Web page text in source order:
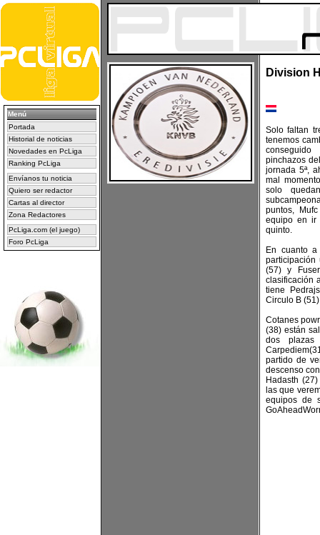
Menú
Portada
Historial de noticias
Novedades en PcLiga
Ranking PcLiga
Envíanos tu noticia
Quiero ser redactor
Cartas al director
Zona Redactores
PcLiga.com (el juego)
Foro PcLiga
Division
Solo faltan
tenemos
pinchazos
jornada 5ª,
mal
solo
puntos,
equipo en ir
quinto.
En cuanto
(57) y
clasificación
tiene
Circulo B
Cotanes
(38) están
dos
partido de
descenso
Hadasth
las que
equipos de